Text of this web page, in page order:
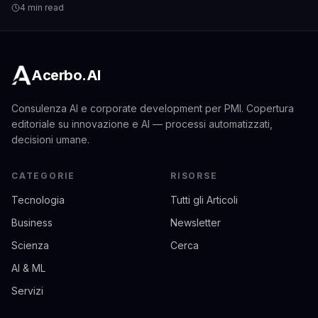
4 min read
Acerbo.AI
Consulenza AI e corporate development per PMI. Copertura
editoriale su innovazione e AI — processi automatizzati,
decisioni umane.
CATEGORIE
Tecnologia
Business
Scienza
AI & ML
Servizi
RISORSE
Tutti gli Articoli
Newsletter
Cerca